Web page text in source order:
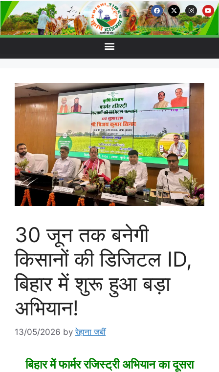
30 जून तक बनेगी
किसानों की डिजिटल ID,
बिहार में शुरू हुआ बड़ा
अभियान!
13/05/2026 byरेहाना जबीं
बिहार में फार्मर रजिस्ट्री अभियान का दूसरा